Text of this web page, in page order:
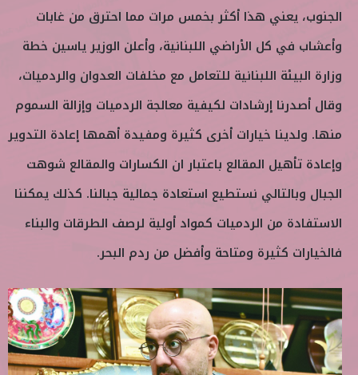
الجنوب، يعني هذا أكثر بخمس مرات مما احترق من غابات
وأعشاب في كل الأراضي اللبنانية، وأعلن الوزير ياسين خطة
وزارة البيئة اللبنانية للتعامل مع مخلفات العدوان والردميات،
وقال أصدرنا إرشادات لكيفية معالجة الردميات وإزالة السموم
منها. ولدينا خيارات أخرى كثيرة ومفيدة أهمها إعادة التدوير
وإعادة تأهيل المقالع باعتبار ان الكسارات والمقالع شوهت
الجبال وبالتالي نستطيع استعادة جمالية جبالنا. كذلك يمكننا
الاستفادة من الردميات كمواد أولية لرصف الطرقات والبناء
فالخيارات كثيرة ومتاحة وأفضل من ردم البحر.